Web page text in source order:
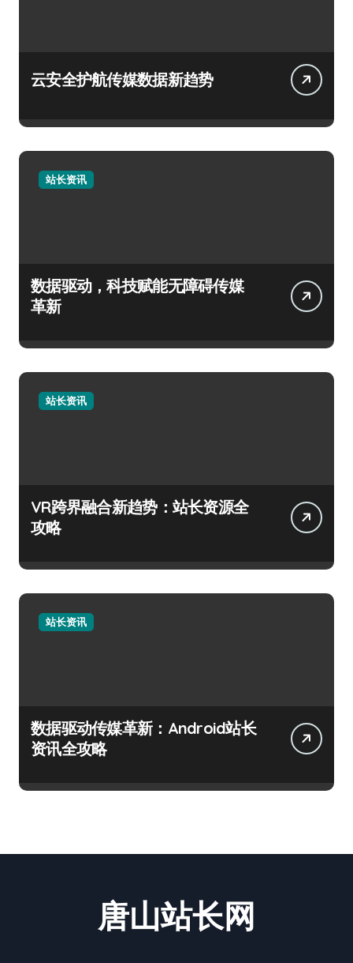
云安全护航传媒数据新趋势
站长资讯
数据驱动，科技赋能无障碍传媒
革新
站长资讯
VR跨界融合新趋势：站长资源全
攻略
站长资讯
数据驱动传媒革新：Android站长
资讯全攻略
唐山站长网